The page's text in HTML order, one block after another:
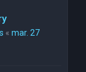
« mar. 27